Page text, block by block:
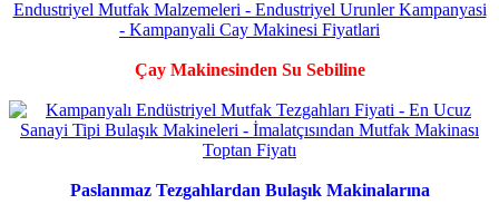
Çay Makinesinden Su Sebiline
Paslanmaz Tezgahlardan Bulaşık Makinalarına